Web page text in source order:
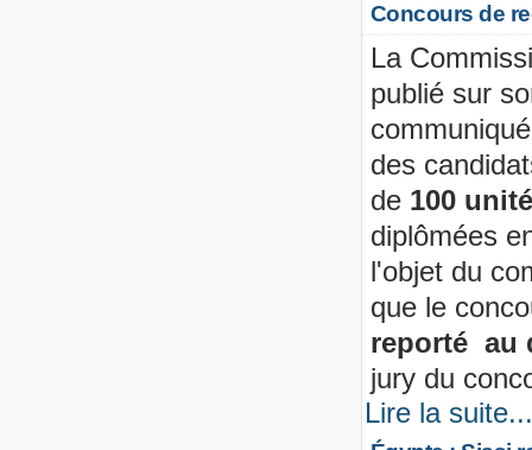
Concours de
La
publié sur
des
de 100
diplômées
l'objet du
que le
reporté au
jury du
Lire la suite...